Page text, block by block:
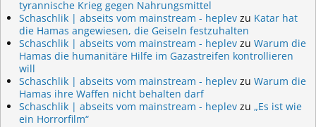
tyrannische Krieg gegen Nahrungsmittel
Schaschlik | abseits vom mainstream - heplev zu Katar hat
die Hamas angewiesen, die Geiseln festzuhalten
Schaschlik | abseits vom mainstream - heplev zu Warum die
Hamas die humanitäre Hilfe im Gazastreifen kontrollieren
will
Schaschlik | abseits vom mainstream - heplev zu Warum die
Hamas ihre Waffen nicht behalten darf
Schaschlik | abseits vom mainstream - heplev zu „Es ist wie
ein Horrorfilm“